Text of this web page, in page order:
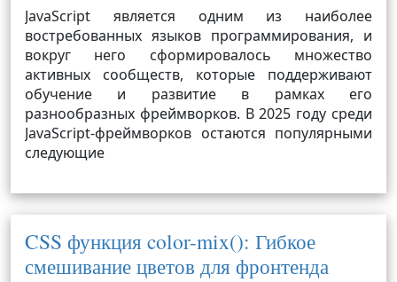
JavaScript является одним из наиболее
востребованных языков программирования, и
вокруг него сформировалось множество
активных сообществ, которые поддерживают
обучение и развитие в рамках его
разнообразных фреймворков. В 2025 году среди
JavaScript-фреймворков остаются популярными
следующие
CSS функция color-mix(): Гибкое
смешивание цветов для фронтенда